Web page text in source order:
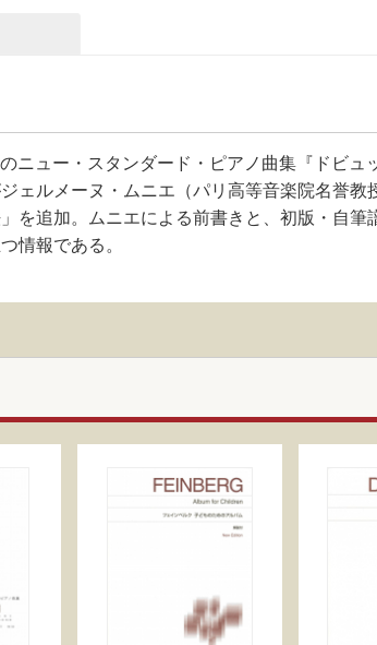
ニュー・スタンダード・ピアノ曲集『ドビュ
ェルメーヌ・ムニエ（パリ高等音楽院名誉
を追加。ムニエによる前書きと、初版・自
情報である。